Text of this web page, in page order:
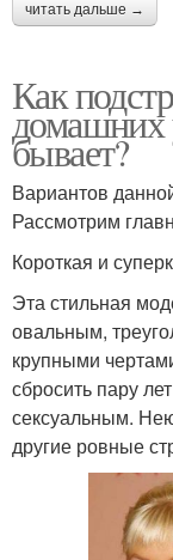
читать дальше →
Как
домашних
бывает?
Вариантов
Рассмотрим
Короткая и
Эта стильная
овальным,
крупными
сбросить пару
сексуальным.
другие ровные